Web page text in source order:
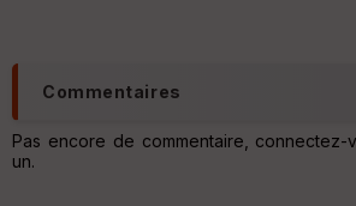
Commentaires
Pas encore de commentaire,
un.